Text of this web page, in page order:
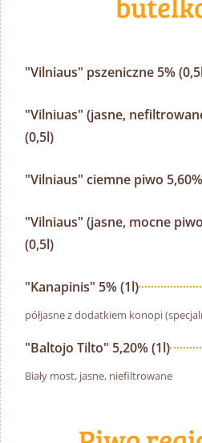
"Vilniaus" pszeniczne 5%
"Vilniuas" (jasne,
(0,5l)
"Vilniaus" ciemne piwo
"Vilniaus" (jasne, mocne
(0,5l)
"Kanapinis" 5% (1l)
półjasne z dodatkiem konopi
"Baltojo Tilto" 5,20% (1l)
Biały most, jasne, niefiltrowane